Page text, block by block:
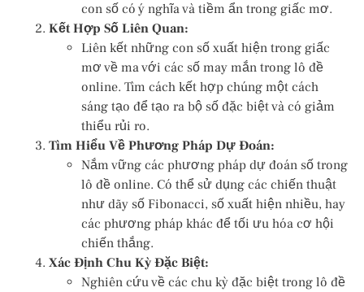
con số có ý nghĩa và tiềm ẩn trong giấc mơ.
Kết Hợp Số Liên Quan:
Liên kết những con số xuất hiện trong giấc
mơ về ma với các số may mắn trong lô đề
online. Tìm cách kết hợp chúng một cách
sáng tạo để tạo ra bộ số đặc biệt và có giảm
thiểu rủi ro.
Tìm Hiểu Về Phương Pháp Dự Đoán:
Nắm vững các phương pháp dự đoán số trong
lô đề online. Có thể sử dụng các chiến thuật
như dãy số Fibonacci, số xuất hiện nhiều, hay
các phương pháp khác để tối ưu hóa cơ hội
chiến thắng.
Xác Định Chu Kỳ Đặc Biệt:
Nghiên cứu về các chu kỳ đặc biệt trong lô đề